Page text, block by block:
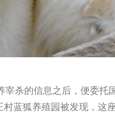
杀的信息之后，便委托
蓝狐养殖园被发现，这